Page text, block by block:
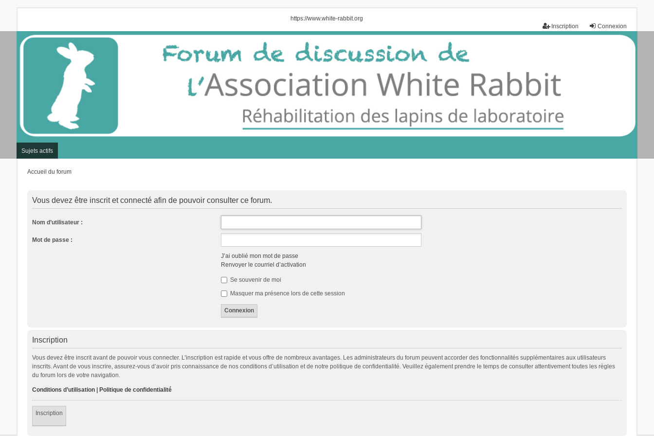
https://www.white-rabbit.org
Connexion
Inscription
Sujets actifs
Accueil du forum
Vous devez être inscrit et connecté afin de pouvoir consulter ce forum.
Nom d’utilisateur :
Mot de passe :
J’ai oublié mon mot de passe
Renvoyer le courriel d’activation
Se souvenir de moi
Masquer ma présence lors de cette session
Inscription
Vous devez être inscrit avant de pouvoir vous connecter. L’inscription est rapide et vous offre de nombreux avantages. Les administrateurs du forum peuvent accorder des fonctionnalités supplémentaires aux utilisateurs
inscrits. Avant de vous inscrire, assurez-vous d’avoir pris connaissance de nos conditions d’utilisation et de notre politique de confidentialité. Veuillez également prendre le temps de consulter attentivement toutes les règles
du forum lors de votre navigation.
Conditions d’utilisation| Politique de confidentialité
Inscription